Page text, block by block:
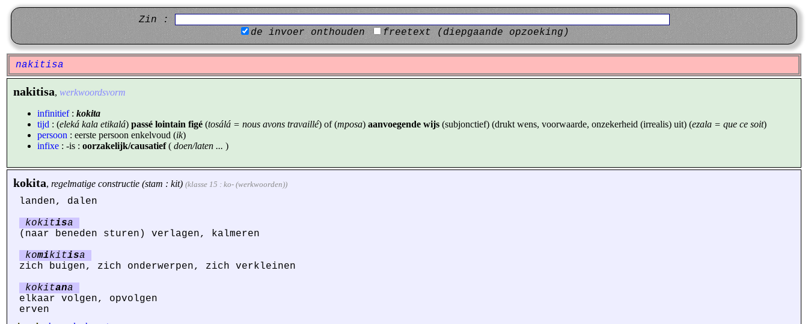
Zin :
de invoer onthouden
freetext (diepgaande opzoeking)
nakitisa
nakitisa, werkwoordsvorm
infinitief: kokita
tijd : (eleká kala etikalá) passé lointain figé (tosálá = nous avons travaillé) of (mposa) aanvoegende wijs (subjonctief) (drukt wens, voorwaarde, onzekerheid (irrealis) uit) (ezala = que ce soit)
persoon : eerste persoon enkelvoud (ik)
infixe : -is : oorzakelijk/causatief( doen/laten ... )
kokita, regelmatige constructie (stam : kit) (klasse 15 : ko- (werkwoorden))
landen, dalen
kokitisa
(naar beneden sturen) verlagen, kalmeren
komikitisa
zich buigen, zich onderwerpen, zich verkleinen
kokitana
elkaar volgen, opvolgen
erven